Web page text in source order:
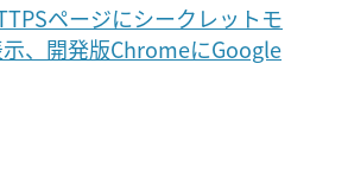
ページにシークレットモ
、開発版ChromeにGoogle